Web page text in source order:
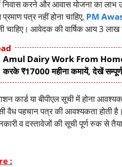
निवास करने और आवास योजना का
पत्र नहीं होना चाहिए, PM
चाहिए। आवेदक की वार्षिक आय 3
Amul Dairy Work From Home
करके ₹17000 महीना कमायें, देखें सम्पूर्ण
कार्ड या बीपीएल सूची में होना
वैध पहचान पत्र की आवश्यकता होती है।
व दस्तावेजों की सूची पूर्ण रुक से
: